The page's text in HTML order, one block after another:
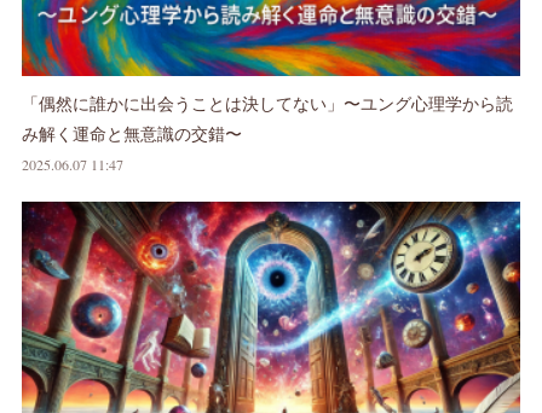
「偶然に誰かに出会うことは決してない」〜ユング心理学から読
み解く運命と無意識の交錯〜
2025.06.07 11:47